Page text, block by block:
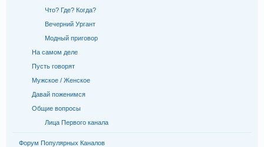
Что? Где? Когда?
Вечерний Ургант
Модный приговор
На самом деле
Пусть говорят
Мужское / Женское
Давай поженимся
Общие вопросы
Лица Первого канала
Форум Популярных Каналов